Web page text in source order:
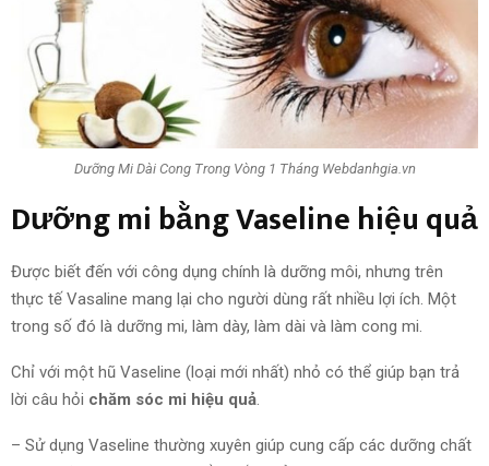
Dưỡng Mi Dài Cong Trong Vòng 1 Tháng Webdanhgia.vn
Dưỡng mi bằng Vaselinehiệu quả
Được biết đến với công dụng chính là dưỡng môi, nhưng trên
thực tế Vasaline mang lại cho người dùng rất nhiều lợi ích. Một
trong số đó là dưỡng mi, làm dày, làm dài và làm cong mi.
Chỉ với một hũ Vaseline (loại mới nhất) nhỏ có thể giúp bạn trả
lời câu hỏi chăm sóc mi hiệu quả.
– Sử dụng Vaseline thường xuyên giúp cung cấp các dưỡng chất